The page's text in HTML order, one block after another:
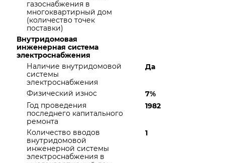
газоснабжения в
многоквартирный дом
(количество точек
поставки)
Внутридомовая
инженерная система
электроснабжения
Наличие внутридомовой
системы
электроснабжения
Да
Физический износ
7%
Год проведения
последнего капитального
ремонта
1982
Количество вводов
внутридомовой
инженерной системы
электроснабжения в
1